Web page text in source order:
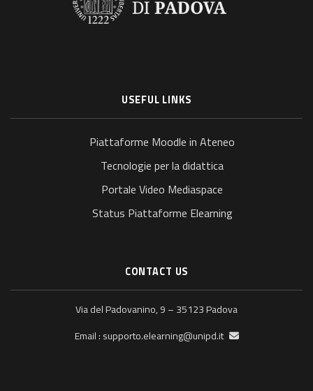
USEFUL LINKS
Piattaforme Moodle in Ateneo
Tecnologie per la didattica
Portale Video Mediaspace
Status Piattaforme Elearning
CONTACT US
Via del Padovanino, 9 – 35123 Padova
Email :
supporto.elearning@unipd.it